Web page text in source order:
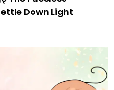
Down Light